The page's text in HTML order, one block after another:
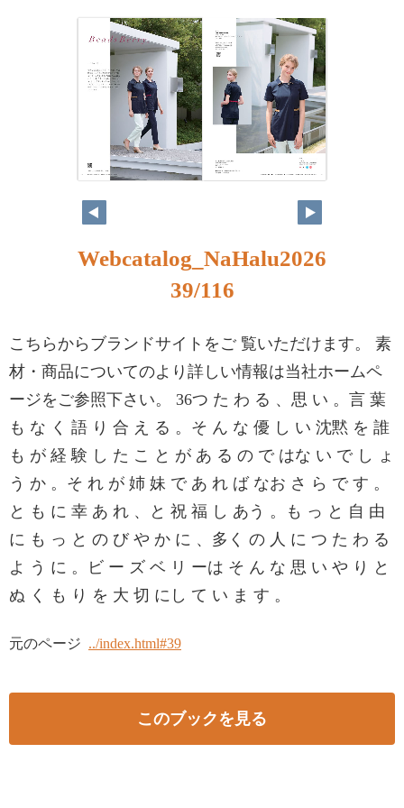
Webcatalog_NaHalu2026
39/116
こちらからブランドサイトをご 覧いただけます。 素
材・商品についてのより詳しい情報は当社ホームペ
ージをご参照下さい。 36つ た わ る 、思 い 。言 葉
も な く 語 り 合 え る 。そ ん な 優 し い 沈黙 を 誰
も が 経 験 し た こ と が あ る の で はな い で し ょ
う か 。そ れ が 姉 妹 で あ れ ば なお さ ら で す 。
と も に 幸 あ れ 、と 祝 福 し あう 。も っ と 自 由
に も っ と の び や か に 、多く の 人 に つ た わ る
よ う に 。ビ ー ズ ベ リ ーは そ ん な 思 い や り と
ぬ く も り を 大 切 にし て い ま す 。
元のページ ../index.html#39
このブックを見る